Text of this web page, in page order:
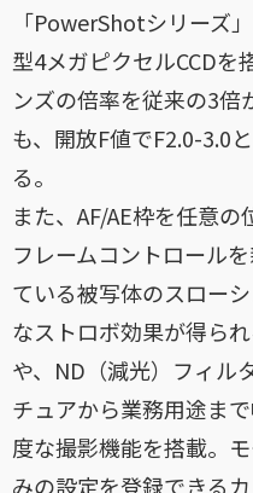
「PowerShotシリーズ
型4メガピクセルCCDを
ンズの倍率を従来の3倍
も、開放F値でF2.0-3.0
る。
また、AF/AE枠を任意
フレームコントロール
ている被写体のスロー
なストロボ効果が得ら
や、ND（減光）フィル
チュアから業務用途ま
度な撮影機能を搭載。
みの設定を登録できる